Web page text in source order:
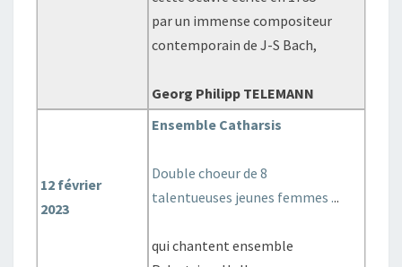
par un immense compositeur
contemporain de J-S Bach,
Georg Philipp TELEMANN
12 février
2023
Ensemble Catharsis
Double choeur de 8
talentueuses jeunes femmes ...
qui chantent ensemble